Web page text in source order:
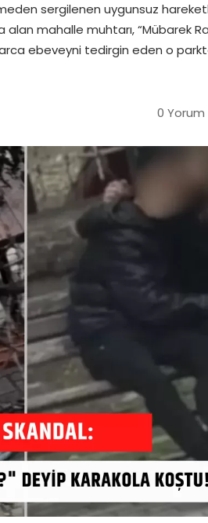
sergilenen uygunsuz
alan mahalle muhtarı, “Mübarek
ebeveyni tedirgin eden o
0 Yorum